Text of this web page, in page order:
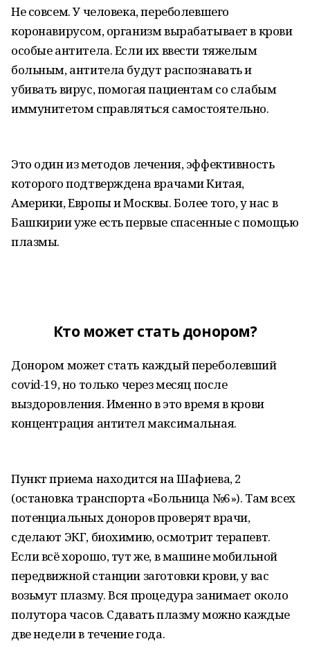
Не совсем. У человека, переболевшего
коронавирусом, организм вырабатывает в крови
особые антитела. Если их ввести тяжелым
больным, антитела будут распознавать и
убивать вирус, помогая пациентам со слабым
иммунитетом справляться самостоятельно.
Это один из методов лечения, эффективность
которого подтверждена врачами Китая,
Америки, Европы и Москвы. Более того, у нас в
Башкирии уже есть первые спасенные с помощью
плазмы.
Кто может стать донором?
Донором может стать каждый переболевший
covid-19, но только через месяц после
выздоровления. Именно в это время в крови
концентрация антител максимальная.
Пункт приема находится на Шафиева, 2
(остановка транспорта «Больница №6»). Там всех
потенциальных доноров проверят врачи,
сделают ЭКГ, биохимию, осмотрит терапевт.
Если всё хорошо, тут же, в машине мобильной
передвижной станции заготовки крови, у вас
возьмут плазму. Вся процедура занимает около
полутора часов. Сдавать плазму можно каждые
две недели в течение года.